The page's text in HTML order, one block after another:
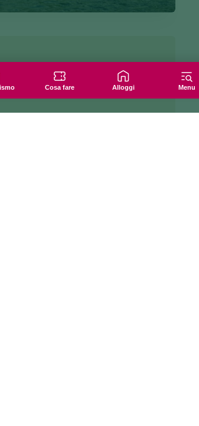
Cosa fare Alloggi Menu